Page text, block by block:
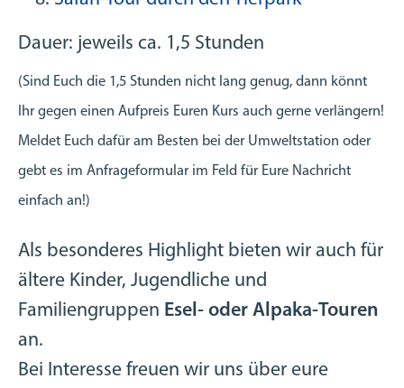
Dauer: jeweils ca. 1,5 Stunden
(Sind Euch die 1,5 Stunden nicht lang genug, dann könnt
Ihr gegen einen Aufpreis Euren Kurs auch gerne verlängern!
Meldet Euch dafür am Besten bei der Umweltstation oder
gebt es im Anfrageformular im Feld für Eure Nachricht
einfach an!)
Als besonderes Highlight bieten wir auch für
ältere Kinder, Jugendliche und
Familiengruppen Esel- oder Alpaka‑Touren
an.
Bei Interesse freuen wir uns über eure